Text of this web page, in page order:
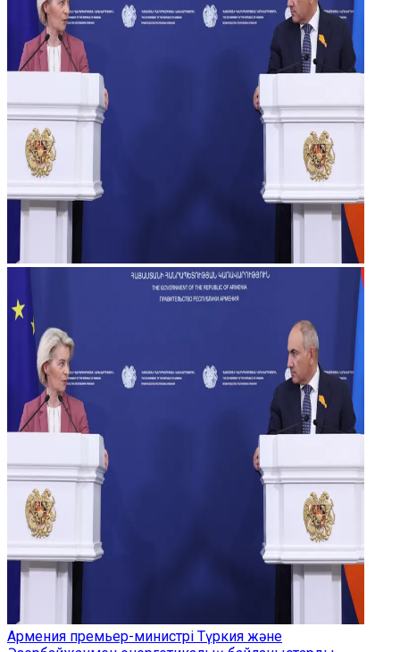
Армения премьер-министрі Түркия және